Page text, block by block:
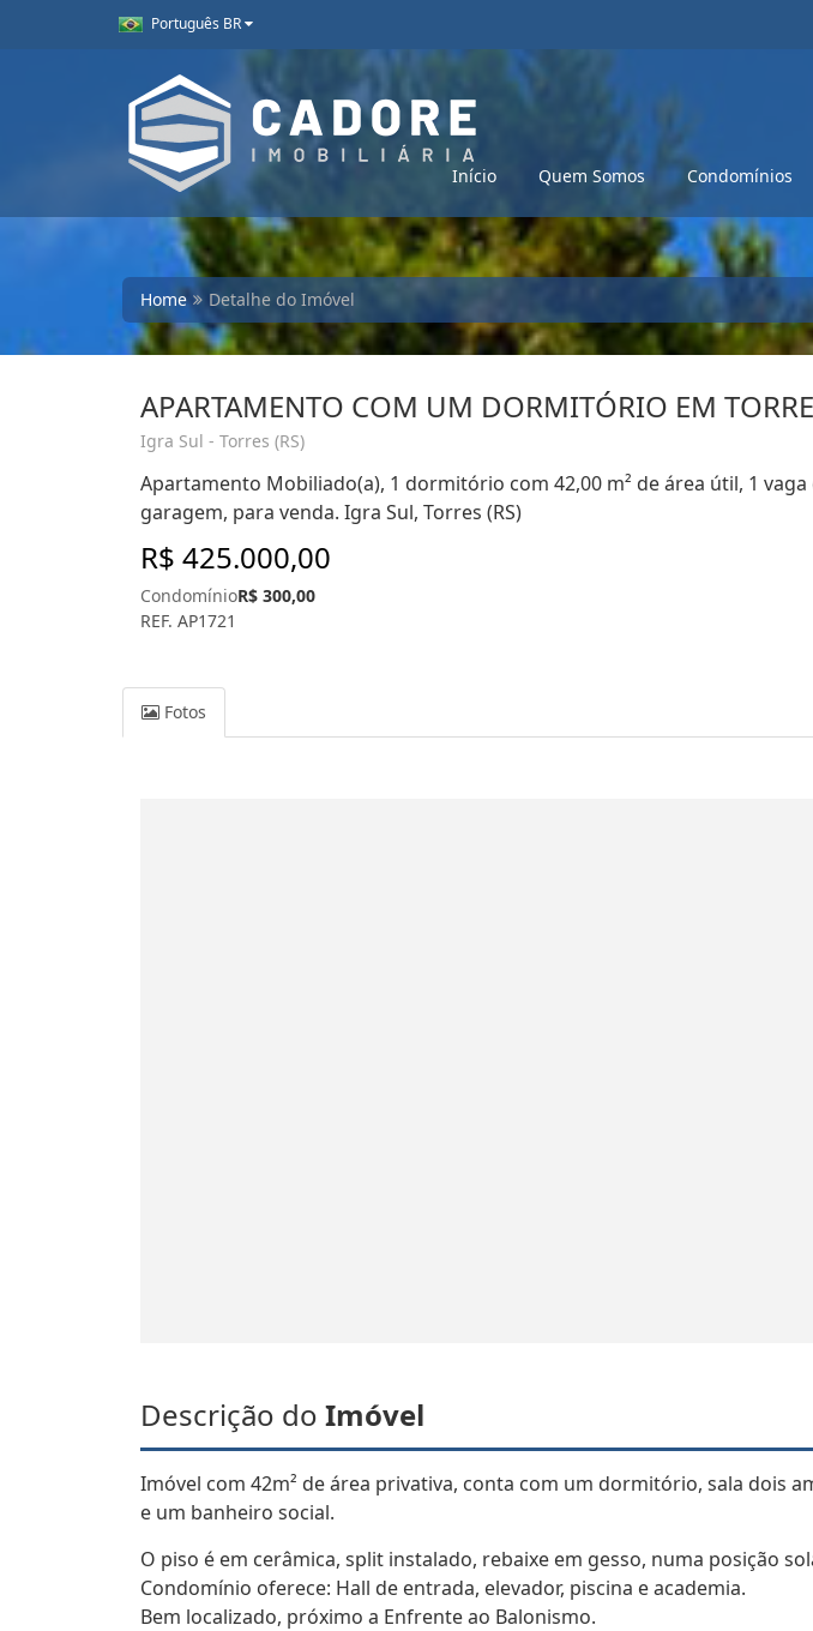
Português BR
Início Quem Somos Condomínios
Home Detalhe do Imóvel
APARTAMENTO COM UM DORMITÓRIO EM
Igra Sul - Torres (RS)
Apartamento Mobiliado(a), 1 dormitório com 42,00 m² de área útil, 1 vaga
garagem, para venda. Igra Sul, Torres (RS)
R$ 425.000,00
CondomínioR$ 300,00
REF. AP1721
Fotos
Descrição do Imóvel
Imóvel com 42m² de área privativa, conta com um dormitório, sala dois
e um banheiro social.
O piso é em cerâmica, split instalado, rebaixe em gesso, numa posição
Condomínio oferece: Hall de entrada, elevador, piscina e academia.
Bem localizado, próximo a Enfrente ao Balonismo.